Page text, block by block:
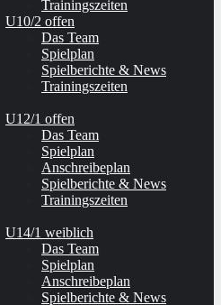
Trainingszeiten
U10/2 offen
Das Team
Spielplan
Spielberichte & News
Trainingszeiten
U12/1 offen
Das Team
Spielplan
Anschreibeplan
Spielberichte & News
Trainingszeiten
U14/1 weiblich
Das Team
Spielplan
Anschreibeplan
Spielberichte & News